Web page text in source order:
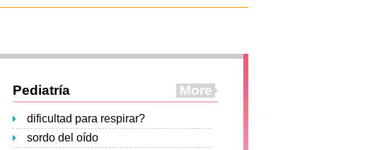
Pediatría More
dificultad para respirar?
sordo del oído